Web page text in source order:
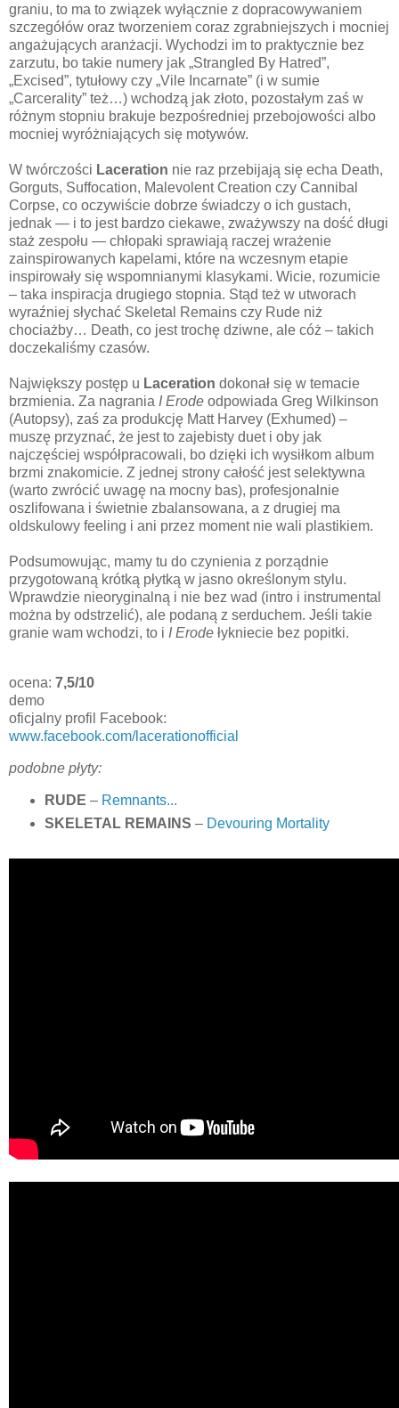
graniu, to ma to związek wyłącznie z dopracowywaniem
szczegółów oraz tworzeniem coraz zgrabniejszych i mocniej
angażujących aranżacji. Wychodzi im to praktycznie bez
zarzutu, bo takie numery jak „Strangled By Hatred”,
„Excised”, tytułowy czy „Vile Incarnate” (i w sumie
„Carcerality” też…) wchodzą jak złoto, pozostałym zaś w
różnym stopniu brakuje bezpośredniej przebojowości albo
mocniej wyróżniających się motywów.
W twórczości Laceration nie raz przebijają się echa Death,
Gorguts, Suffocation, Malevolent Creation czy Cannibal
Corpse, co oczywiście dobrze świadczy o ich gustach,
jednak — i to jest bardzo ciekawe, zważywszy na dość długi
staż zespołu — chłopaki sprawiają raczej wrażenie
zainspirowanych kapelami, które na wczesnym etapie
inspirowały się wspomnianymi klasykami. Wicie, rozumicie
– taka inspiracja drugiego stopnia. Stąd też w utworach
wyraźniej słychać Skeletal Remains czy Rude niż
chociażby… Death, co jest trochę dziwne, ale cóż – takich
doczekaliśmy czasów.
Największy postęp u Laceration dokonał się w temacie
brzmienia. Za nagrania I Erode odpowiada Greg Wilkinson
(Autopsy), zaś za produkcję Matt Harvey (Exhumed) –
muszę przyznać, że jest to zajebisty duet i oby jak
najczęściej współpracowali, bo dzięki ich wysiłkom album
brzmi znakomicie. Z jednej strony całość jest selektywna
(warto zwrócić uwagę na mocny bas), profesjonalnie
oszlifowana i świetnie zbalansowana, a z drugiej ma
oldskulowy feeling i ani przez moment nie wali plastikiem.
Podsumowując, mamy tu do czynienia z porządnie
przygotowaną krótką płytką w jasno określonym stylu.
Wprawdzie nieoryginalną i nie bez wad (intro i instrumental
można by odstrzelić), ale podaną z serduchem. Jeśli takie
granie wam wchodzi, to i I Erode łykniecie bez popitki.
ocena: 7,5/10
demo
oficjalny profil Facebook:
www.facebook.com/lacerationofficial
podobne płyty:
RUDE – Remnants...
SKELETAL REMAINS – Devouring Mortality